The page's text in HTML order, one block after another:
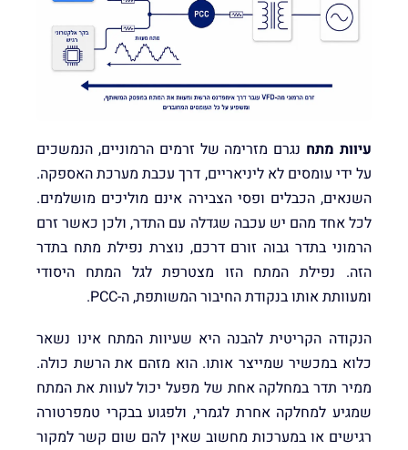
עיוות מתח נגרם מזרימה של זרמים הרמוניים, הנמשכים
על ידי עומסים לא ליניאריים, דרך עכבת מערכת האספקה.
השנאים, הכבלים ופסי הצבירה אינם מוליכים מושלמים.
לכל אחד מהם יש עכבה שגדלה עם התדר, ולכן כאשר זרם
הרמוני בתדר גבוה זורם דרכם, נוצרת נפילת מתח בתדר
הזה. נפילת המתח הזו מצטרפת לגל המתח היסודי
ומעוותת אותו בנקודת החיבור המשותפת, ה-PCC.
הנקודה הקריטית להבנה היא שעיוות המתח אינו נשאר
כלוא במכשיר שמייצר אותו. הוא מזהם את הרשת כולה.
ממיר תדר במחלקה אחת של מפעל יכול לעוות את המתח
שמגיע למחלקה אחרת לגמרי, ולפגוע בבקרי טמפרטורה
רגישים או במערכות מחשוב שאין להם שום קשר למקור